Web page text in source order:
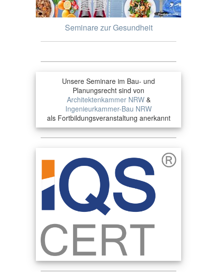
Seminare zur Gesundheit
Unsere Seminare im Bau- und
Planungsrecht sind von
Architektenkammer NRW&
Ingenieurkammer-Bau NRW
als Fortbildungsveranstaltung anerkannt